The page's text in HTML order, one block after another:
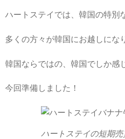
ハートステイでは、韓国の特別
多くの方々が韓国にお越しにな
韓国ならではの、韓国でしか感
今回準備しました！
ハートステイの短期